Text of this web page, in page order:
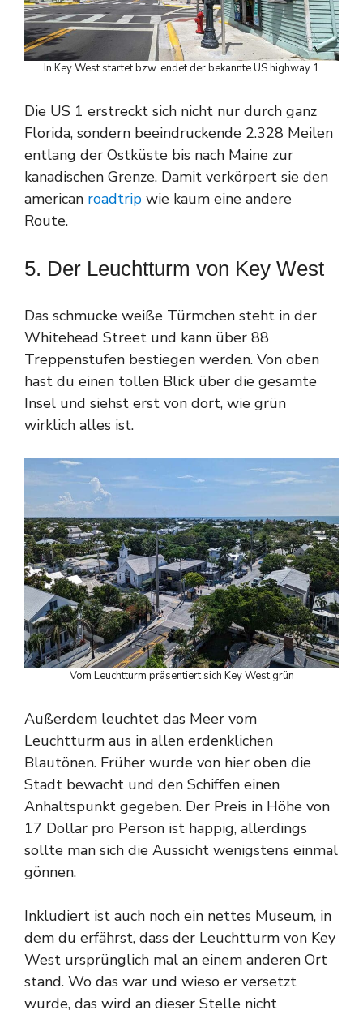
In Key West startet bzw. endet der bekannte US highway 1
Die US 1 erstreckt sich nicht nur durch ganz
Florida, sondern beeindruckende 2.328 Meilen
entlang der Ostküste bis nach Maine zur
kanadischen Grenze. Damit verkörpert sie den
american roadtrip wie kaum eine andere
Route.
5. Der Leuchtturm von Key West
Das schmucke weiße Türmchen steht in der
Whitehead Street und kann über 88
Treppenstufen bestiegen werden. Von oben
hast du einen tollen Blick über die gesamte
Insel und siehst erst von dort, wie grün
wirklich alles ist.
Vom Leuchtturm präsentiert sich Key West grün
Außerdem leuchtet das Meer vom
Leuchtturm aus in allen erdenklichen
Blautönen. Früher wurde von hier oben die
Stadt bewacht und den Schiffen einen
Anhaltspunkt gegeben. Der Preis in Höhe von
17 Dollar pro Person ist happig, allerdings
sollte man sich die Aussicht wenigstens einmal
gönnen.
Inkludiert ist auch noch ein nettes Museum, in
dem du erfährst, dass der Leuchtturm von Key
West ursprünglich mal an einem anderen Ort
stand. Wo das war und wieso er versetzt
wurde, das wird an dieser Stelle nicht